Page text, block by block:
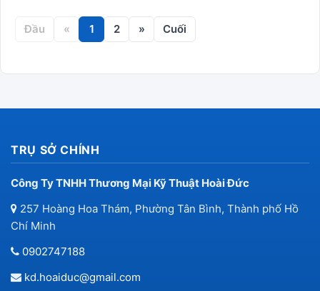
Đầu « 1 2 » Cuối
TRỤ SỞ CHÍNH
Công Ty TNHH Thương Mại Kỹ Thuật Hoài Đức
257 Hoàng Hoa Thám, Phường Tân Bình, Thành phố Hồ
Chí Minh
0902747188
kd.hoaiduc@gmail.com